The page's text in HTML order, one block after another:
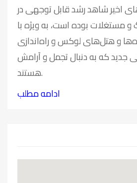
اخیر شاهد رشد قابل توجهی در
و مستغلات بوده است، به ویژه با
و هتل‌های لوکس و راه‌اندازی
که به دنبال تجمل و آرامش
هستند.
ادامه مطلب